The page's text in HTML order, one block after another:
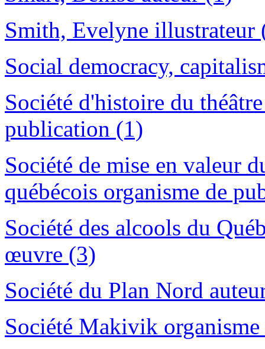
Smith, Evelyne illustrateur
Social democracy,
Société d'histoire du
publication (1)
Société de mise en valeur
québécois organisme de
Société des alcools du
œuvre (3)
Société du Plan Nord
Société Makivik